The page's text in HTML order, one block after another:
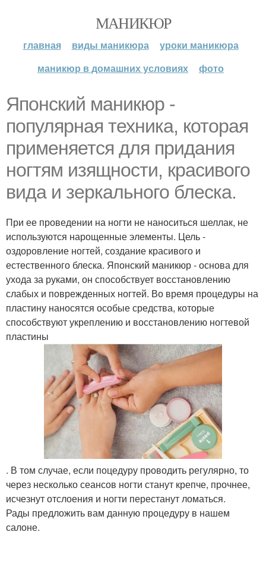
МАНИКЮР
главная виды маникюра
уроки маникюра
маникюр в домашних условиях
фото
Японский маникюр -
популярная техника, которая
применяется для придания
ногтям изящности, красивого
вида и зеркального блеска.
При ее проведении на ногти не наноситься шеллак, не
используются нарощенные элементы. Цель -
оздоровление ногтей, создание красивого и
естественного блеска. Японский маникюр - основа для
ухода за руками, он способствует восстановлению
слабых и поврежденных ногтей. Во время процедуры на
пластину наносятся особые средства, которые
способствуют укреплению и восстановлению ногтевой
пластины
. В том случае, если поцедуру проводить регулярно, то
через несколько сеансов ногти станут крепче, прочнее,
исчезнут отслоения и ногти перестанут ломаться.
Рады предложить вам данную процедуру в нашем
салоне.